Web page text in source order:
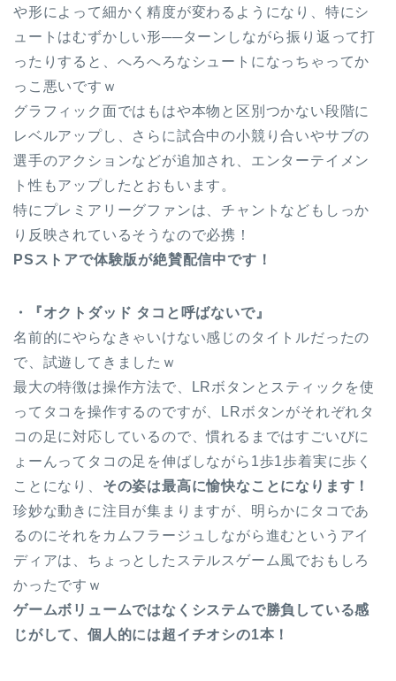
や形によって細かく精度が変わるようになり、特にシ
ュートはむずかしい形──ターンしながら振り返って打
ったりすると、へろへろなシュートになっちゃってか
っこ悪いですｗ
グラフィック面ではもはや本物と区別つかない段階に
レベルアップし、さらに試合中の小競り合いやサブの
選手のアクションなどが追加され、エンターテイメン
ト性もアップしたとおもいます。
特にプレミアリーグファンは、チャントなどもしっか
り反映されているそうなので必携！
PSストアで体験版が絶賛配信中です！
・『オクトダッド タコと呼ばないで』
名前的にやらなきゃいけない感じのタイトルだったの
で、試遊してきましたｗ
最大の特徴は操作方法で、LRボタンとスティックを使
ってタコを操作するのですが、LRボタンがそれぞれタ
コの足に対応しているので、慣れるまではすごいびに
ょーんってタコの足を伸ばしながら1歩1歩着実に歩く
ことになり、 その姿は最高に愉快なことになります！
珍妙な動きに注目が集まりますが、明らかにタコであ
るのにそれをカムフラージュしながら進むというアイ
ディアは、ちょっとしたステルスゲーム風でおもしろ
かったですｗ
ゲームボリュームではなくシステムで勝負している感
じがして、個人的には超イチオシの1本！